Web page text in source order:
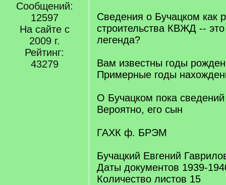
Сообщений:
12597
На сайте с
2009 г.
Рейтинг:
43279
Сведения о Бучацком как
строительства КВЖД --
легенда?
Вам известны годы
Примерные годы
О Бучацком пока
Вероятно, его сын
ГАХК ф. БРЭМ
Бучацкий Евгений
Даты документов 1939-
Количество листов 15